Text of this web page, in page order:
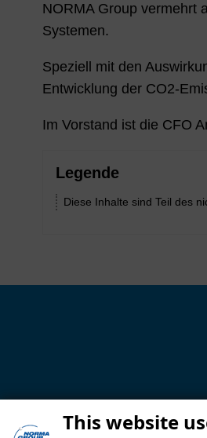
This website
NORMA Group vermehrt
Systemen.
Speziell mit den
Entwicklung der CO2-
Im Vorstand ist die CFO
Legende
Diese Inhalte sind Teil des